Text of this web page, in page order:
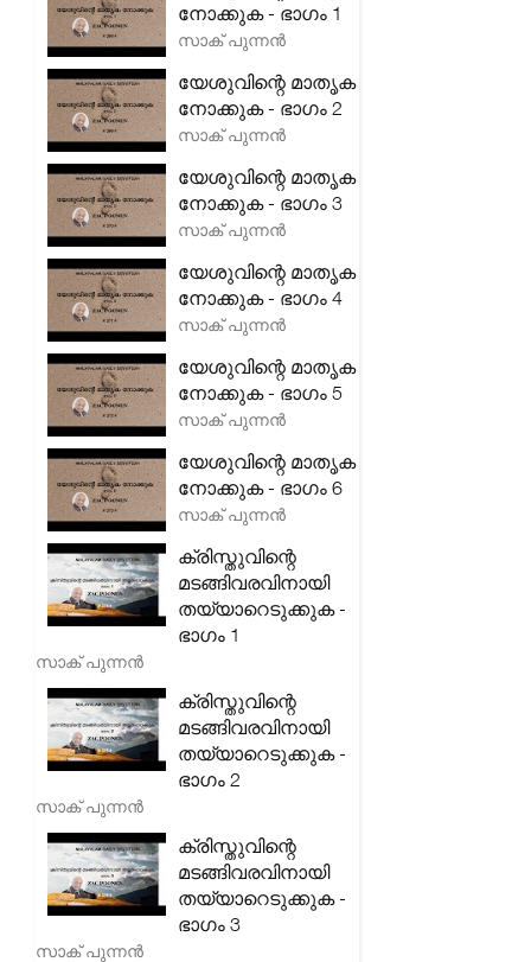
നോക്കുക - ഭാഗം 1
സാക് പുന്നൻ
യേശുവിന്റെ മാതൃക
നോക്കുക - ഭാഗം 2
സാക് പുന്നൻ
യേശുവിന്റെ മാതൃക
നോക്കുക - ഭാഗം 3
സാക് പുന്നൻ
യേശുവിന്റെ മാതൃക
നോക്കുക - ഭാഗം 4
സാക് പുന്നൻ
യേശുവിന്റെ മാതൃക
നോക്കുക - ഭാഗം 5
സാക് പുന്നൻ
യേശുവിന്റെ മാതൃക
നോക്കുക - ഭാഗം 6
സാക് പുന്നൻ
ക്രിസ്തുവിന്റെ
മടങ്ങിവരവിനായി
തയ്യാറെടുക്കുക -
ഭാഗം 1
സാക് പുന്നൻ
ക്രിസ്തുവിന്റെ
മടങ്ങിവരവിനായി
തയ്യാറെടുക്കുക -
ഭാഗം 2
സാക് പുന്നൻ
ക്രിസ്തുവിന്റെ
മടങ്ങിവരവിനായി
തയ്യാറെടുക്കുക -
ഭാഗം 3
സാക് പുന്നൻ